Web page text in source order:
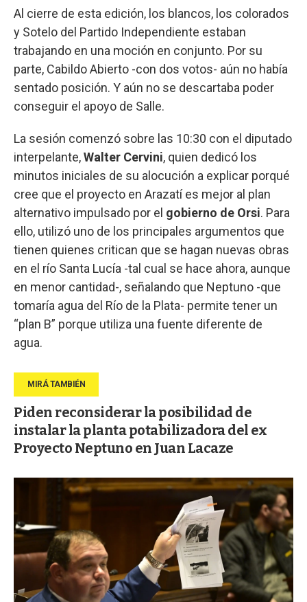
Al cierre de esta edición, los blancos, los colorados
y Sotelo del Partido Independiente estaban
trabajando en una moción en conjunto. Por su
parte, Cabildo Abierto -con dos votos- aún no había
sentado posición. Y aún no se descartaba poder
conseguir el apoyo de Salle.
La sesión comenzó sobre las 10:30 con el diputado
interpelante,Walter Cervini, quien dedicó los
minutos iniciales de su alocución a explicar porqué
cree que el proyecto en Arazatí es mejor al plan
alternativo impulsado por el gobierno de Orsi. Para
ello, utilizó uno de los principales argumentos que
tienen quienes critican que se hagan nuevas obras
en el río Santa Lucía -tal cual se hace ahora, aunque
en menor cantidad-, señalando que Neptuno -que
tomaría agua del Río de la Plata- permite tener un
“plan B” porque utiliza una fuente diferente de
agua.
Piden reconsiderar la posibilidad de
instalar la planta potabilizadora del ex
Proyecto Neptuno en Juan Lacaze